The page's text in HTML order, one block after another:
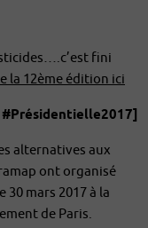
fini
la 12ème édition ici
alternatives aux
ont organisé
mars 2017 à la
de Paris.